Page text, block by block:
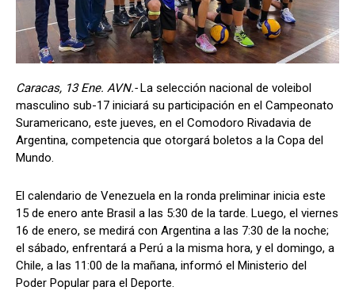
Caracas, 13 Ene. AVN.-La selección nacional de voleibol
masculino sub-17 iniciará su participación en el Campeonato
Suramericano, este jueves, en el Comodoro Rivadavia de
Argentina, competencia que otorgará boletos a la Copa del
Mundo.
El calendario de Venezuela en la ronda preliminar inicia este
15 de enero ante Brasil a las 5:30 de la tarde. Luego, el viernes
16 de enero, se medirá con Argentina a las 7:30 de la noche;
el sábado, enfrentará a Perú a la misma hora, y el domingo, a
Chile, a las 11:00 de la mañana, informó el Ministerio del
Poder Popular para el Deporte.